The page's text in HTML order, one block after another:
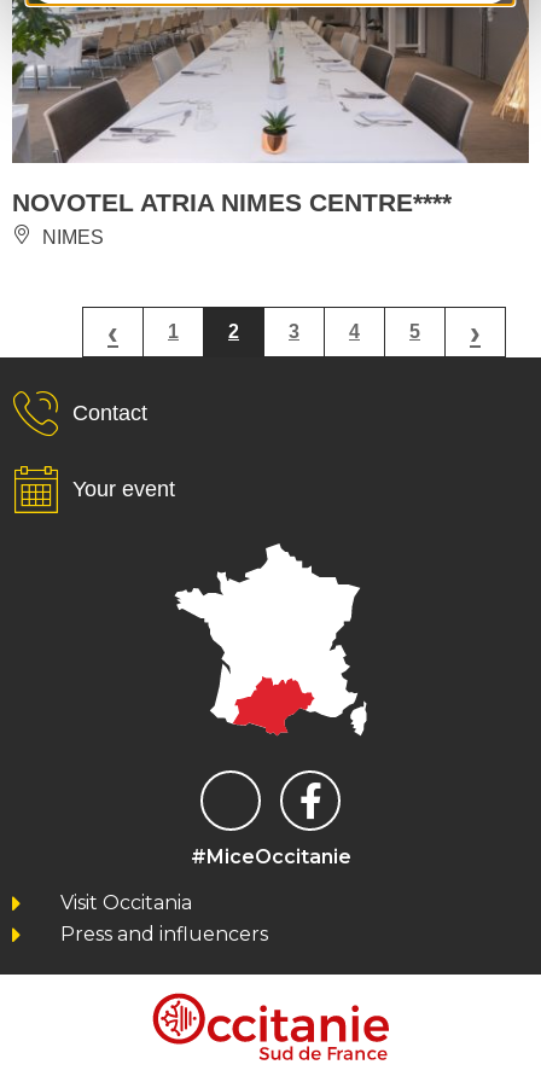
NOVOTEL ATRIA NIMES CENTRE****
NIMES
‹ 1 2 3 4 5 ›
Contact
Your event
#MiceOccitanie
Visit Occitania
Press and influencers